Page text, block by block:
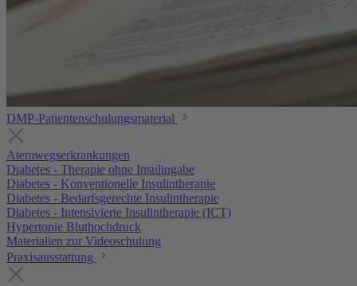
DMP-Patientenschulungsmaterial
Atemwegserkrankungen
Diabetes - Therapie ohne Insulingabe
Diabetes - Konventionelle Insulintherapie
Diabetes - Bedarfsgerechte Insulintherapie
Diabetes - Intensivierte Insulintherapie (ICT)
Hypertonie Bluthochdruck
Materialien zur Videoschulung
Praxisausstattung